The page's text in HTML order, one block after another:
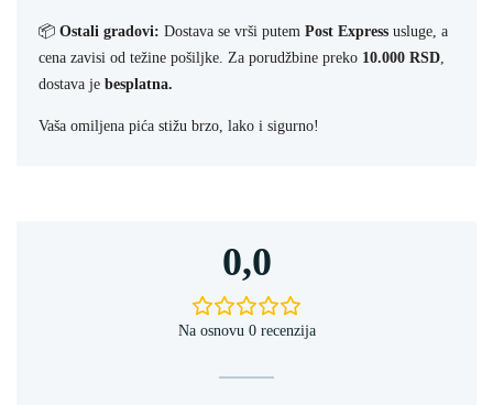
📦 Ostali gradovi: Dostava se vrši putem Post Express usluge, a
cena zavisi od težine pošiljke. Za porudžbine preko 10.000 RSD,
dostava je besplatna.
Vaša omiljena pića stižu brzo, lako i sigurno!
0,0
Na osnovu 0 recenzija